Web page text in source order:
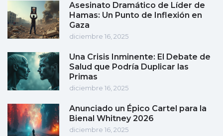
Asesinato Dramático de Líder de
Hamas: Un Punto de Inflexión en
Gaza
diciembre 16, 2025
Una Crisis Inminente: El Debate de
Salud que Podría Duplicar las
Primas
diciembre 16, 2025
Anunciado un Épico Cartel para la
Bienal Whitney 2026
diciembre 16, 2025